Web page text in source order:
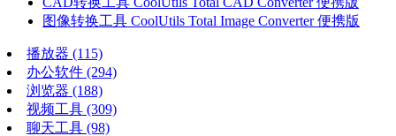
图像转换工具 CoolUtils Total Image Converter 便携版
播放器 (115)
办公软件 (294)
浏览器 (188)
视频工具 (309)
聊天工具 (98)